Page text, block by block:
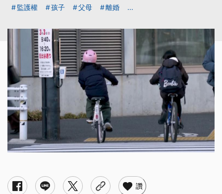
監護權 孩子 父母 離婚 ...
讚